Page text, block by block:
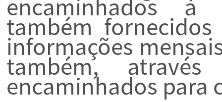
encaminhados
também
informações
também,
encaminhados para